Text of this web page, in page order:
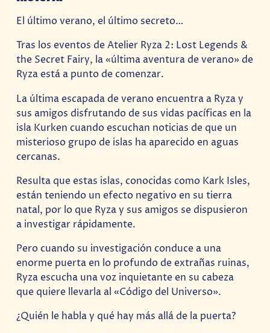
El último verano, el último secreto…
Tras los eventos de Atelier Ryza 2: Lost Legends &
the Secret Fairy, la «última aventura de verano» de
Ryza está a punto de comenzar.
La última escapada de verano encuentra a Ryza y
sus amigos disfrutando de sus vidas pacíficas en la
isla Kurken cuando escuchan noticias de que un
misterioso grupo de islas ha aparecido en aguas
cercanas.
Resulta que estas islas, conocidas como Kark Isles,
están teniendo un efecto negativo en su tierra
natal, por lo que Ryza y sus amigos se dispusieron
a investigar rápidamente.
Pero cuando su investigación conduce a una
enorme puerta en lo profundo de extrañas ruinas,
Ryza escucha una voz inquietante en su cabeza
que quiere llevarla al «Código del Universo».
¿Quién le habla y qué hay más allá de la puerta?